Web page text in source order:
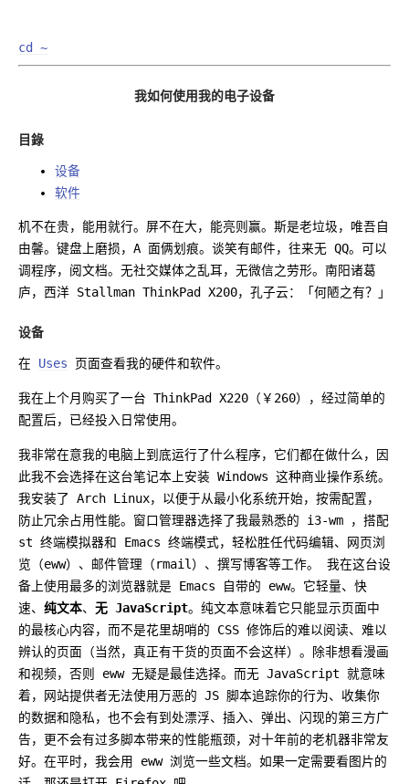
cd ~
我如何使用我的电子设备
目錄
设备
软件
机不在贵，能用就行。屏不在大，能亮则赢。斯是老垃圾，唯吾自
由馨。键盘上磨损，A 面俩划痕。谈笑有邮件，往来无 QQ。可以
调程序，阅文档。无社交媒体之乱耳，无微信之劳形。南阳诸葛
庐，西洋 Stallman ThinkPad X200，孔子云：「何陋之有？」
设备
在 Uses 页面查看我的硬件和软件。
我在上个月购买了一台 ThinkPad X220（￥260），经过简单的
配置后，已经投入日常使用。
我非常在意我的电脑上到底运行了什么程序，它们都在做什么，因
此我不会选择在这台笔记本上安装 Windows 这种商业操作系统。
我安装了 Arch Linux，以便于从最小化系统开始，按需配置，
防止冗余占用性能。窗口管理器选择了我最熟悉的 i3-wm ，搭配
st 终端模拟器和 Emacs 终端模式，轻松胜任代码编辑、网页浏
览（eww）、邮件管理（rmail）、撰写博客等工作。 我在这台设
备上使用最多的浏览器就是 Emacs 自带的 eww。它轻量、快
速、 纯文本、 无 JavaScript。纯文本意味着它只能显示页面中
的最核心内容，而不是花里胡哨的 CSS 修饰后的难以阅读、难以
辨认的页面（当然，真正有干货的页面不会这样）。除非想看漫画
和视频，否则 eww 无疑是最佳选择。而无 JavaScript 就意味
着，网站提供者无法使用万恶的 JS 脚本追踪你的行为、收集你
的数据和隐私，也不会有到处漂浮、插入、弹出、闪现的第三方广
告，更不会有过多脚本带来的性能瓶颈，对十年前的老机器非常友
好。在平时，我会用 eww 浏览一些文档。如果一定需要看图片的